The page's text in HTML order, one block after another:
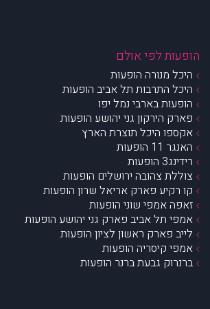
הופעות לפי אולם
היכל מנורה הופעות
היכל התרבות תל אביב הופעות
הופעות בארבי נמל יפו
פארק הירקון גני יהושע הופעות
אקספו היכל תוצרת הארץ
האנגר 11 הופעות
רידינג3 הופעות
צוללת צהובה ירושלים הופעות
קו רקיע פארק אריאל שרון הופעות
זאפה אמפי שוני הופעות
אמפי תל אביב פארק גני יהושע הופעות
לייב פארק ראשון לציון הופעות
אמפי קיסריה הופעות
ברנרוק גבעת ברנר הופעות